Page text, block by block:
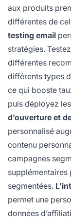
aux produits
différentes de
testing email
stratégies.
différentes
différents types
ce qui booste
puis déployez
d’ouverture et
personnalisé
contenu
campagnes
supplémentaires
segmentées.
permet une
données